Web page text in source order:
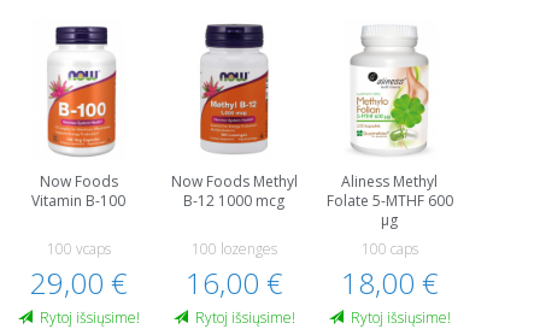
Now Foods
Vitamin B-100
100 vcaps
29,00 €
Rytoj išsiųsime!
Now Foods Methyl
B-12 1000 mcg
100 lozenges
16,00 €
Rytoj išsiųsime!
Aliness Methyl
Folate 5-MTHF 600
µg
100 caps
18,00 €
Rytoj išsiųsime!